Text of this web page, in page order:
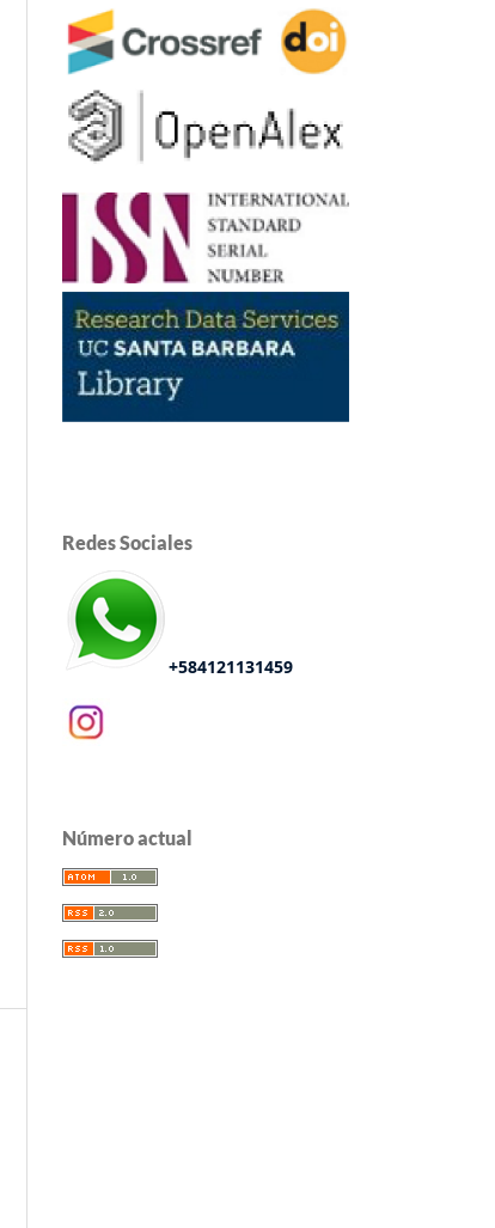
Redes Sociales
+584121131459
Número actual